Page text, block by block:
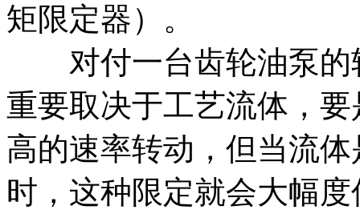
矩限定器）。
对付一台齿轮油泵的
重要取决于工艺流体，
高的速率转动，但当流
时，这种限定就会大幅度